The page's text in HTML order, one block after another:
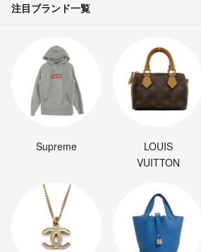
注目ブランド一覧
Supreme
LOUIS
VUITTON